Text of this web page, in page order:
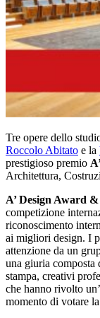
Tre opere dello
Roccolo Abitato e la
prestigioso premio
Architettura,
A’ Design Award
competizione
riconoscimento
ai migliori design. I
attenzione da un
una giuria
stampa, creativi
che hanno rivolto
momento di votare